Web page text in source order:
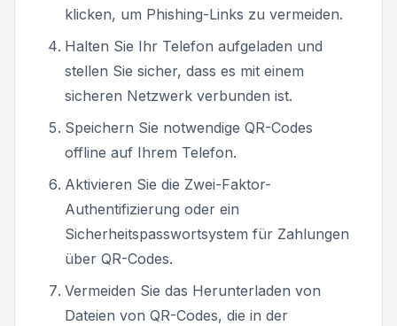
klicken, um Phishing-Links zu vermeiden.
Halten Sie Ihr Telefon aufgeladen und
stellen Sie sicher, dass es mit einem
sicheren Netzwerk verbunden ist.
Speichern Sie notwendige QR-Codes
offline auf Ihrem Telefon.
Aktivieren Sie die Zwei-Faktor-
Authentifizierung oder ein
Sicherheitspasswortsystem für Zahlungen
über QR-Codes.
Vermeiden Sie das Herunterladen von
Dateien von QR-Codes, die in der